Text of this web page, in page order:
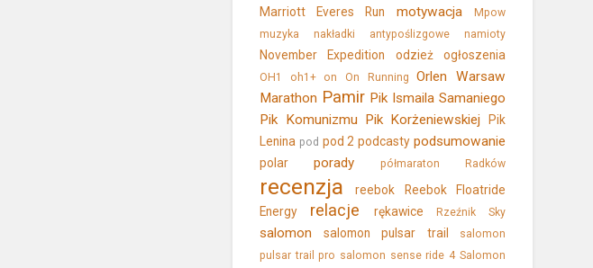
Marriott Everes Run
motywacja
Mpow
muzyka
nakładki antypoślizgowe namioty
November Expedition odzież ogłoszenia
OH1 oh1+ on On Running
Orlen Warsaw
Marathon Pamir Pik Ismaila Samaniego
Pik Komunizmu
Pik Korżeniewskiej
Pik
Lenina pod pod 2 podcasty podsumowanie
polar porady półmaraton Radków
recenzja reebok
Reebok Floatride
Energy
relacje rękawice Rzeźnik Sky
salomon salomon pulsar trail
salomon
pulsar trail pro salomon sense ride 4 Salomon